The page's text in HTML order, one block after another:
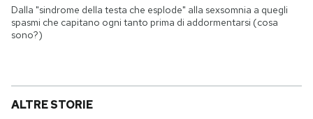
Dalla "sindrome della testa che esplode" alla sexsomnia a quegli
spasmi che capitano ogni tanto prima di addormentarsi (cosa
sono?)
ALTRE STORIE